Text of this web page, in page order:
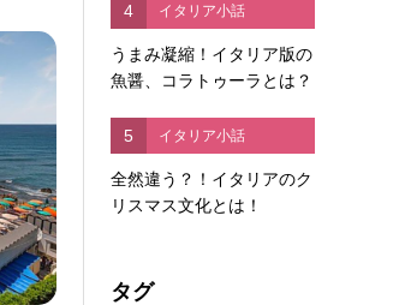
4 イタリア小話
うまみ凝縮！イタリア版の
魚醤、コラトゥーラとは？
5 イタリア小話
全然違う？！イタリアのク
リスマス文化とは！
タグ